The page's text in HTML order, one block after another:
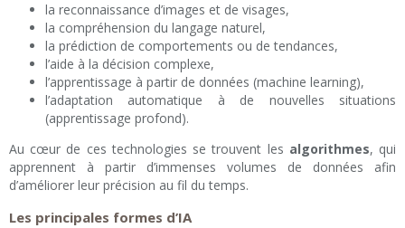
la reconnaissance d’images et de visages,
la compréhension du langage naturel,
la prédiction de comportements ou de tendances,
l’aide à la décision complexe,
l’apprentissage à partir de données (machine learning),
l’adaptation automatique à de nouvelles situations
(apprentissage profond).
Au cœur de ces technologies se trouvent les algorithmes, qui
apprennent à partir d’immenses volumes de données afin
d’améliorer leur précision au fil du temps.
Les principales formes d’IA